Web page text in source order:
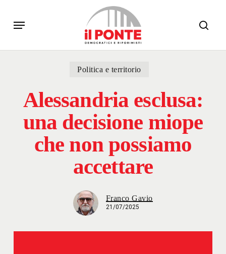
main
Menu
Politica e territorio
Alessandria esclusa:
una decisione miope
che non possiamo
accettare
Franco Gavio
21/07/2025